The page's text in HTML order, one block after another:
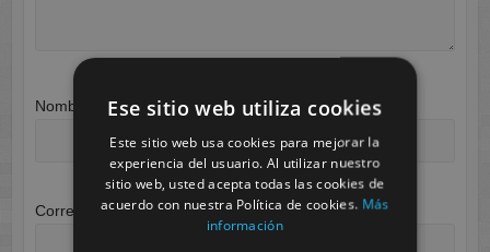
Nombre
Correo electrónico*
Ese sitio web utiliza cookies
Este sitio web usa cookies para mejorar la
experiencia del usuario. Al utilizar nuestro
sitio web, usted acepta todas las cookies de
acuerdo con nuestra Política de cookies. Más
información